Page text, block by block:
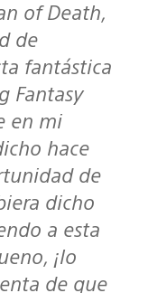
of Death,
de
fantástica
Fantasy
en mi
hace
de
dicho
a esta
¡lo
de que